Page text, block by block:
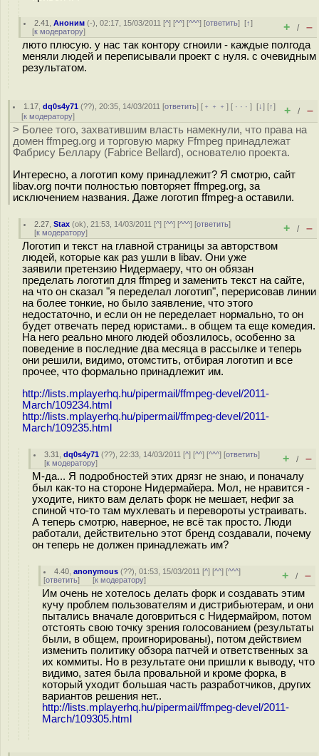
2.41 ,Аноним (-), 02:17, 15/03/2011 [^] [^^] [^^^] [ответить][↑]
[к модератору] + / –
люто плюсую. у нас так контору сгноили - каждые полгода
меняли людей и переписывали проект с нуля. с очевидным
результатом.
1.17 ,dq0s4y71 (??), 20:35, 14/03/2011 [ответить] [ ﹢﹢﹢] [ · · ·][↓] [↑]
[к модератору] + / –
> Более того, захватившим власть намекнули, что права на
домен ffmpeg.org и торговую марку Ffmpeg принадлежат
Фабрису Беллару (Fabrice Bellard), основателю проекта.
Интересно, а логотип кому принадлежит? Я смотрю, сайт
libav.org почти полностью повторяет ffmpeg.org, за
исключением названия. Даже логотип ffmpeg-а оставили.
2.27 ,Stax (ok), 21:53, 14/03/2011 [^] [^^] [^^^] [ответить]
[к модератору] + / –
Логотип и текст на главной страницы за авторством
людей, которые как раз ушли в libav. Они уже
заявили претензию Нидермаеру, что он обязан
пределать логотип для ffmpeg и заменить текст на сайте,
на что он сказал "я переделал логотип", перерисовав линии
на более тонкие, но было заявление, что этого
недостаточно, и если он не переделает нормально, то он
будет отвечать перед юристами.. в общем та еще комедия.
На него реально много людей обозлилось, особенно за
поведение в последние два месяца в рассылке и теперь
они решили, видимо, отомстить, отбирая логотип и все
прочее, что формально принадлежит им.
http://lists.mplayerhq.hu/pipermail/ffmpeg-devel/2011-
March/109234.html
http://lists.mplayerhq.hu/pipermail/ffmpeg-devel/2011-
March/109235.html
3.31 ,dq0s4y71 (??), 22:33, 14/03/2011 [^] [^^] [^^^] [ответить]
[к модератору] + / –
М-да... Я подробностей этих дрязг не знаю, и поначалу
был как-то на стороне Нидермайера. Мол, не нравится -
уходите, никто вам делать форк не мешает, нефиг за
спиной что-то там мухлевать и перевороты устраивать.
А теперь смотрю, наверное, не всё так просто. Люди
работали, действительно этот бренд создавали, почему
он теперь не должен принадлежать им?
4.40 ,anonymous (??), 01:53, 15/03/2011 [^] [^^] [^^^]
[ответить] [к модератору] + / –
Им очень не хотелось делать форк и создавать этим
кучу проблем пользователям и дистрибьютерам, и они
пытались вначале договриться с Нидермайром, потом
отстоять свою точку зрения голосованием (результаты
были, в общем, проигнорированы), потом действием
изменить политику обзора патчей и ответственных за
их коммиты. Но в результате они пришли к выводу, что
видимо, затея была провальной и кроме форка, в
который уходит большая часть разработчиков, других
вариантов решения нет..
http://lists.mplayerhq.hu/pipermail/ffmpeg-devel/2011-
March/109305.html